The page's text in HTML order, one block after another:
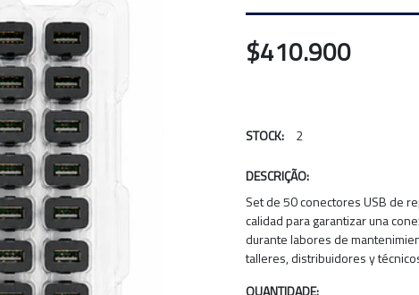
$410.900
STOCK: 2
DESCRIÇÃO:
Set de 50 conectores USB de
calidad para garantizar una
durante labores de
talleres, distribuidores y
QUANTIDADE: